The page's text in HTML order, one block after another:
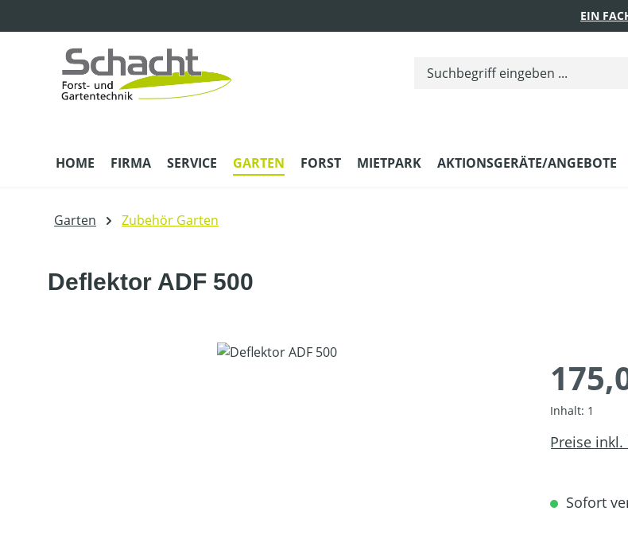
EIN
HOME FIRMA SERVICE GARTEN FORST MIETPARK AKTIONSGERÄTE/ANGEBOTE
Garten Zubehör Garten
Deflektor ADF 500
Inhalt: 1
Preise inkl.
Sofort